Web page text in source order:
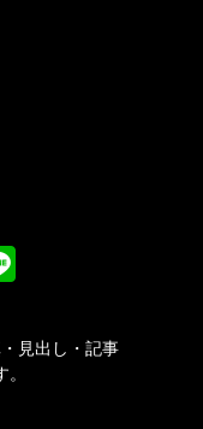
見出し・記事